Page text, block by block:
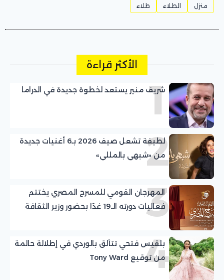
منزل
الطلاء طلاء
الأكثر قراءة
1
شريف منير يستعد لخطوة جديدة في الدراما
2
لطيفة تشعل صيف 2026 بـ6 أغنيات جديدة
من «شبهي بالمللي»
3
المهرجان القومي للمسرح المصري يختتم
فعاليات دورته الـ19 غدًا بحضور وزير الثقافة
4
بلقيس فتحي تتألق بالوردي في إطلالة حالمة
من توقيع Tony Ward